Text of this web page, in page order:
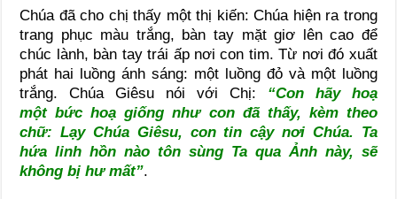
Chúa đã cho chị thấy một thị kiến: Chúa hiện ra trong
trang phục màu trắng, bàn tay mặt giơ lên cao để
chúc lành, bàn tay trái ấp nơi con tim. Từ nơi đó xuất
phát hai luồng ánh sáng: một luồng đỏ và một luồng
trắng. Chúa Giêsu nói với Chị: “Con hãy hoạ
một bức hoạ giống như con đã thấy, kèm theo
chữ: Lạy Chúa Giêsu, con tin cậy nơi Chúa. Ta
hứa linh hồn nào tôn sùng Ta qua Ảnh này, sẽ
không bị hư mất”.